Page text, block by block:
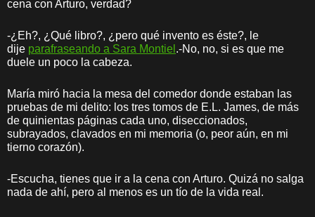
cena con Arturo, verdad?
-¿Eh?, ¿Qué libro?, ¿pero qué invento es éste?, le
dije parafraseando a Sara Montiel .-No, no, si es que me
duele un poco la cabeza.
María miró hacia la mesa del comedor donde estaban las
pruebas de mi delito: los tres tomos de E.L. James, de más
de quinientas páginas cada uno, diseccionados,
subrayados, clavados en mi memoria (o, peor aún, en mi
tierno corazón).
-Escucha, tienes que ir a la cena con Arturo. Quizá no salga
nada de ahí, pero al menos es un tío de la vida real.